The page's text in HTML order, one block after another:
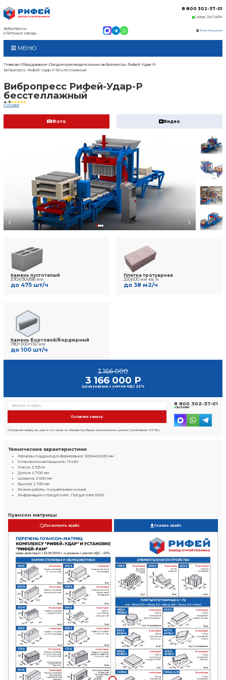
Вибропрессы
и бетонные заводы
Оборудование Среднепроизводительные
Вибропресс Рифей-Удар-Р бесстеллажный
Вибропресс
бесстеллажный
4.9
7 отзывов
Фото
Камень пустотелый
390х190х188 мм
до 475 шт/ч